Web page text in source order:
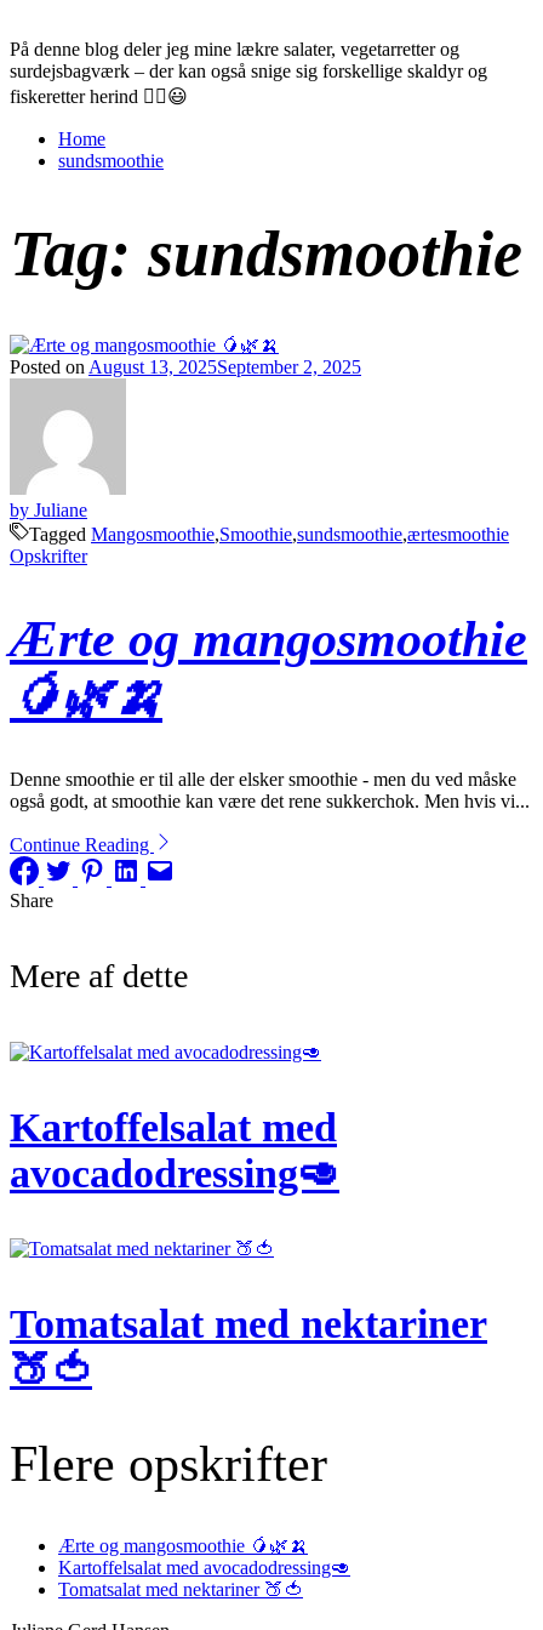
På denne blog deler jeg mine lækre salater, vegetarretter og
surdejsbagværk – der kan også snige sig forskellige skaldyr og
fiskeretter herind ✌🏼😃
Home
sundsmoothie
Tag:sundsmoothie
Posted on August 13, 2025September 2, 2025
by Juliane
Tagged Mangosmoothie,Smoothie,sundsmoothie,ærtesmoothie
Opskrifter
Ærte og mangosmoothie
🥭🌿🍌
Denne smoothie er til alle der elsker smoothie - men du ved måske
også godt, at smoothie kan være det rene sukkerchok. Men hvis vi...
Continue Reading
Share
Mere af dette
Kartoffelsalat med
avocadodressing🥑
Tomatsalat med nektariner
🍑🍅
Flere opskrifter
Ærte og mangosmoothie 🥭🌿🍌
Kartoffelsalat med avocadodressing🥑
Tomatsalat med nektariner 🍑🍅